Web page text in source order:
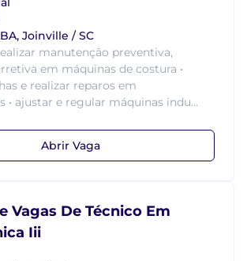
Joinville / SC
manutenção preventiva,
em máquinas de costura •
e realizar reparos em
• ajustar e regular máquinas indu...
Abrir Vaga
Vagas De Técnico Em
Iii